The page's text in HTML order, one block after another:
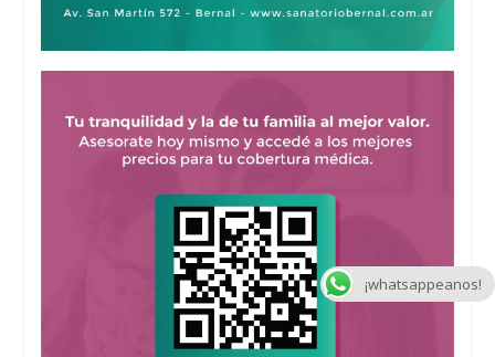
¡whatsappeanos!